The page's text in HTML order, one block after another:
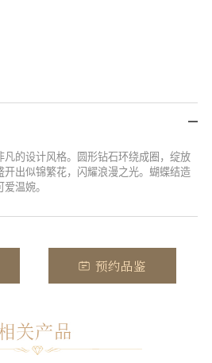
的设计风格。圆形钻石环绕成圈，绽放
出似锦繁花，闪耀浪漫之光。蝴蝶结造
温婉。
预约品鉴